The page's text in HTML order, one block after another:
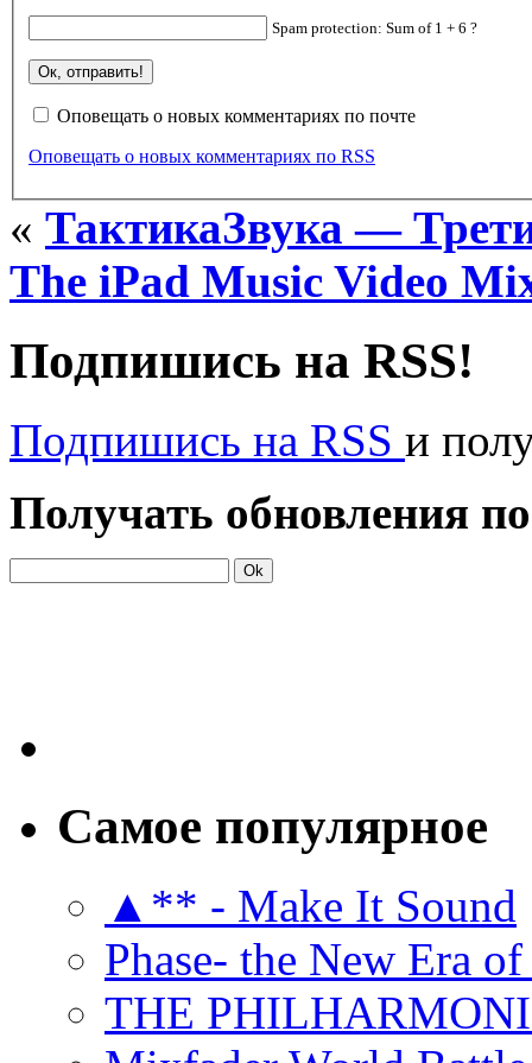
Spam protection: Sum of 1 + 6 ?
Оповещать о новых комментариях по почте
Оповещать о новых комментариях по RSS
« ТактикаЗвука —
The iPad Music Video
Подпишись на RSS!
Подпишись на RSS и
Получать обновления
Самое популярное
▲** - Make It Sound
Phase- the New Era
THE